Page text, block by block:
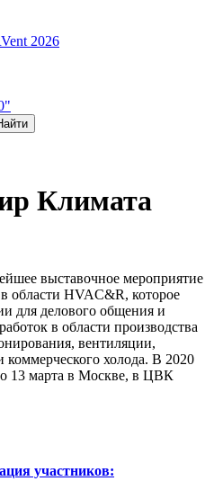
2026
Климата
выставочное мероприятие
области HVAC&R, которое
для делового общения и
в области производства
вентиляции,
холода. В 2020
13 марта в Москве, в ЦВК
участников: